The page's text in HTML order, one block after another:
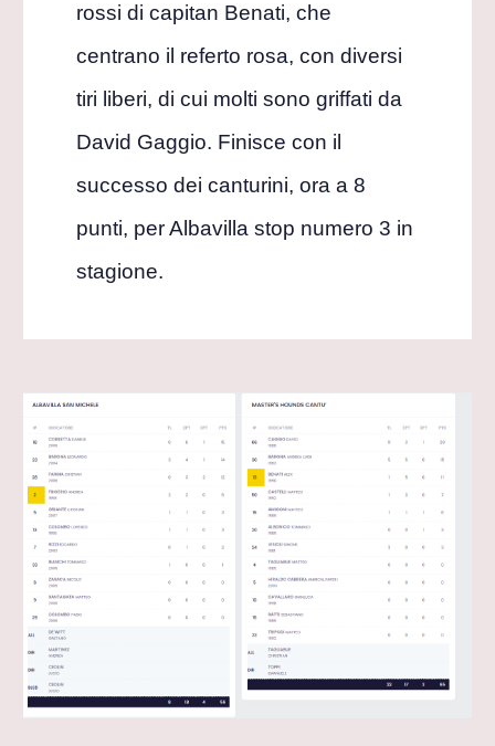
rossi di capitan Benati, che
centrano il referto rosa, con diversi
tiri liberi, di cui molti sono griffati da
David Gaggio. Finisce con il
successo dei canturini, ora a 8
punti, per Albavilla stop numero 3 in
stagione.